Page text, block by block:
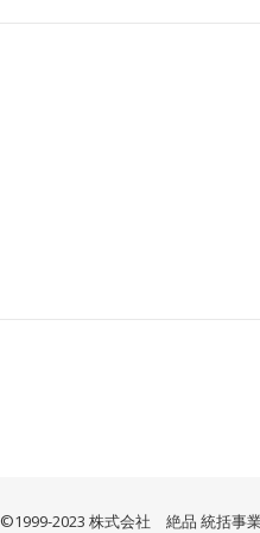
©1999-2023 株式会社 絶品 統括事